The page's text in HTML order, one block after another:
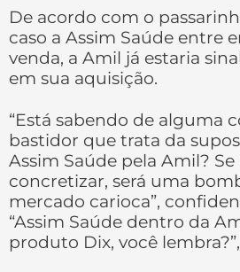
De acordo com o
caso a Assim Saúde entre
venda, a Amil já estaria
em sua aquisição.
“Está sabendo de alguma
bastidor que trata da
Assim Saúde pela Amil? Se
concretizar, será uma
mercado carioca”,
“Assim Saúde dentro da
produto Dix, você